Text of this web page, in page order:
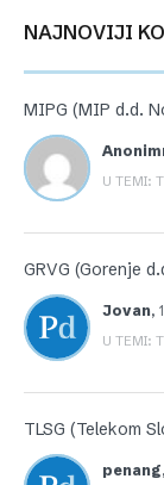
NAJNOVIJI
MIPG (MIP d.d.
U TEMI:
GRVG (Gorenje
Jovan,
U TEMI:
TLSG (Telekom
penang,